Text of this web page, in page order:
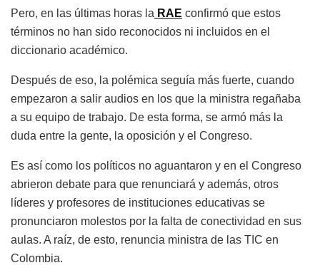
Pero, en las últimas horas la RAE confirmó que estos
términos no han sido reconocidos ni incluidos en el
diccionario académico.
Después de eso, la polémica seguía más fuerte, cuando
empezaron a salir audios en los que la ministra regañaba
a su equipo de trabajo. De esta forma, se armó más la
duda entre la gente, la oposición y el Congreso.
Es así como los políticos no aguantaron y en el Congreso
abrieron debate para que renunciará y además, otros
líderes y profesores de instituciones educativas se
pronunciaron molestos por la falta de conectividad en sus
aulas. A raíz, de esto, renuncia ministra de las TIC en
Colombia.